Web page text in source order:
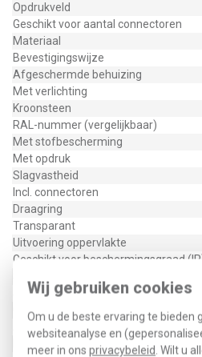
Wij gebruiken cookies
Om u de beste ervaring te bieden
websiteanalyse en
meer in ons privacybeleid . Wilt u
Opdrukveld
Geschikt voor aantal connectoren
Materiaal
Bevestigingswijze
Afgeschermde behuizing
Met verlichting
Kroonsteen
RAL-nummer (vergelijkbaar)
Met stofbescherming
Met opdruk
Slagvastheid
Incl. connectoren
Draagring
Transparant
Uitvoering oppervlakte
Geschikt voor beschermingsgraad
Schakelmateriaalhoogte
Geïsoleerde aansluitingen
Antibacteriële behandeling
LS969-2UAWW